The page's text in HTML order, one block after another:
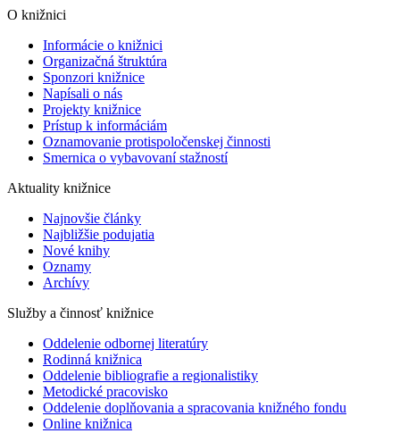
O knižnici
Informácie o knižnici
Organizačná štruktúra
Sponzori knižnice
Napísali o nás
Projekty knižnice
Prístup k informáciám
Oznamovanie protispoločenskej činnosti
Smernica o vybavovaní stažností
Aktuality knižnice
Najnovšie články
Najbližšie podujatia
Nové knihy
Oznamy
Archívy
Služby a činnosť knižnice
Oddelenie odbornej literatúry
Rodinná knižnica
Oddelenie bibliografie a regionalistiky
Metodické pracovisko
Oddelenie doplňovania a spracovania knižného fondu
Online knižnica